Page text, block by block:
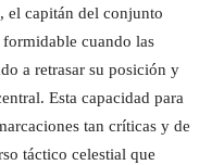
el capitán del conjunto
cuando las
a retrasar su posición y
Esta capacidad para
tan críticas y de
táctico celestial que